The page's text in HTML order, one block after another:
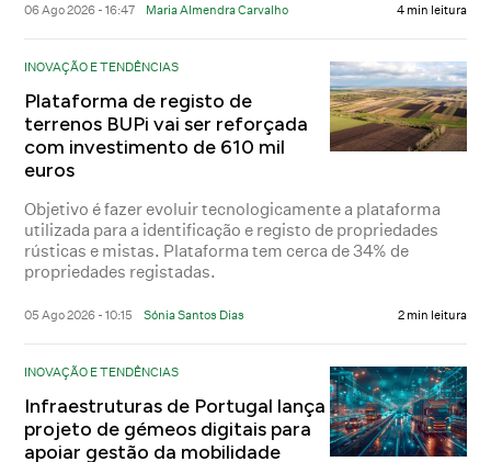
06 Ago 2026 - 16:47 Maria Almendra Carvalho 4 min leitura
INOVAÇÃO E TENDÊNCIAS
Plataforma de registo de
terrenos BUPi vai ser reforçada
com investimento de 610 mil
euros
Objetivo é fazer evoluir tecnologicamente a plataforma
utilizada para a identificação e registo de propriedades
rústicas e mistas. Plataforma tem cerca de 34% de
propriedades registadas.
05 Ago 2026 - 10:15 Sónia Santos Dias 2 min leitura
INOVAÇÃO E TENDÊNCIAS
Infraestruturas de Portugal lança
projeto de gémeos digitais para
apoiar gestão da mobilidade